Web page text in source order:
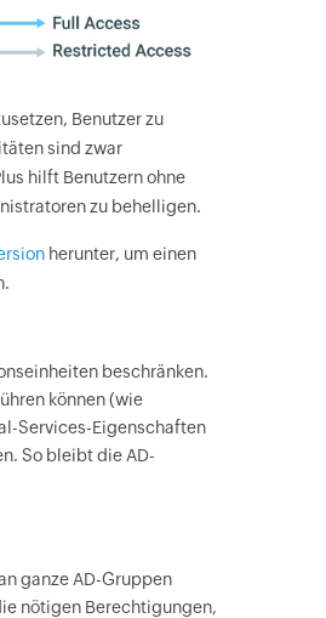
Benutzer zu
sind zwar
hilft Benutzern ohne
zu behelligen.
herunter, um einen
beschränken.
können (wie
Services-Eigenschaften
So bleibt die AD-
ganze AD-Gruppen
nötigen Berechtigungen,